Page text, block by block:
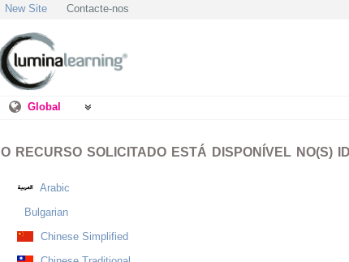
New Site Contacte-nos
Global
O RECURSO SOLICITADO ESTÁ DISPONÍVEL NO(S)
Arabic
Bulgarian
Chinese Simplified